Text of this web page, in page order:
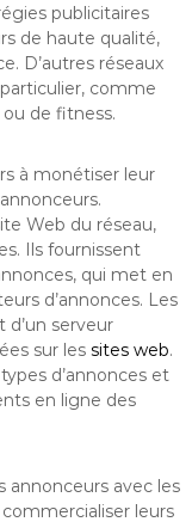
publicitaires
de haute qualité,
D’autres réseaux
comme
de fitness.
à monétiser leur
Web du réseau,
Ils fournissent
qui met en
d’annonces. Les
serveur
sur les sites web.
d’annonces et
en ligne des
annonceurs avec les
leurs